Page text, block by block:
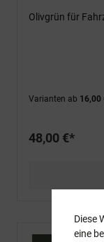
Olivgrün für
Varianten ab 16,00
48,00 €*
Diese
eine